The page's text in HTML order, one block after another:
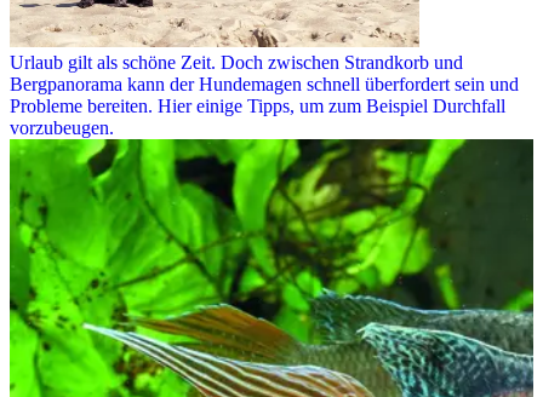
Urlaub gilt als schöne Zeit. Doch zwischen Strandkorb und
Bergpanorama kann der Hundemagen schnell überfordert sein und
Probleme bereiten. Hier einige Tipps, um zum Beispiel Durchfall
vorzubeugen.